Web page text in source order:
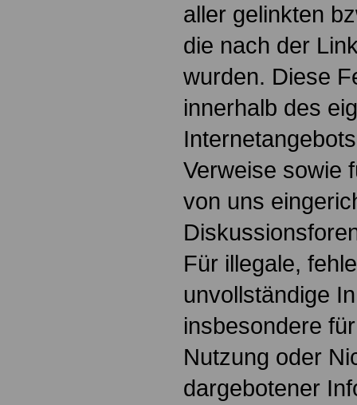
aller gelinkten
die nach der
wurden. Diese
innerhalb des
Verweise sowie
von uns
Für illegale,
unvollständige
insbesondere
Nutzung oder
dargebotener